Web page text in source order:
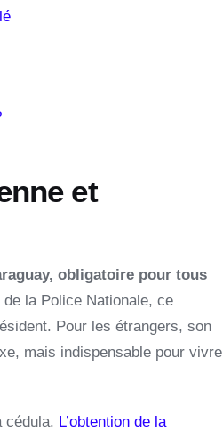
et
obligatoire pour tous
la Police Nationale, ce
Pour les étrangers, son
mais indispensable pour vivre
cédula. L’obtention de la